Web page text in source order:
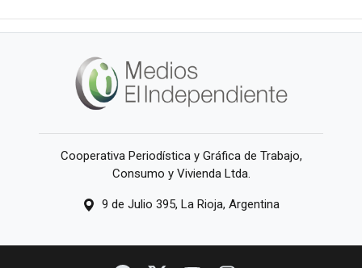
Cooperativa Periodística y Gráfica de Trabajo,
Consumo y Vivienda Ltda.
9 de Julio 395, La Rioja, Argentina